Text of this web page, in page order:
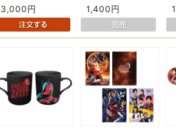
3,000円 1,400円